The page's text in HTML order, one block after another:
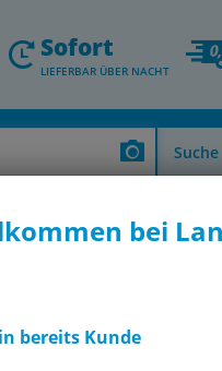
bei
bereits Kunde
Sofort
LIEFERBAR ÜBER NACHT
Suche
Thermometer - Durchfluss- &
mg/m3